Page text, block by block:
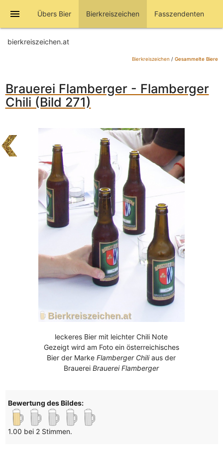
menu Übers Bier Bierkreiszeichen Fasszendenten
bierkreiszeichen.at
Bierkreiszeichen / Gesammelte Biere
Brauerei Flamberger - Flamberger
Chili (Bild 271)
leckeres Bier mit leichter Chili Note
Gezeigt wird am Foto ein österreichisches
Bier der MarkeFlamberger Chiliaus der
BrauereiBrauerei Flamberger
Bewertung des Bildes:
1.00 bei 2 Stimmen.